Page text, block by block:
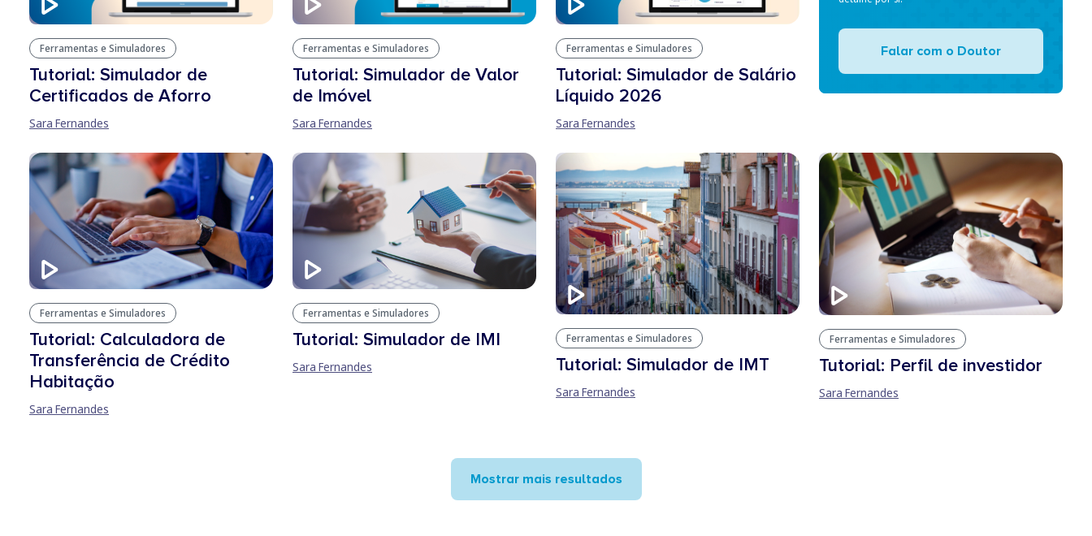
Ferramentas e Simuladores
Tutorial: Simulador de
Certificados de Aforro
Sara Fernandes
Ferramentas e Simuladores
Tutorial: Simulador de Valor
de Imóvel
Sara Fernandes
Ferramentas e Simuladores
Tutorial: Simulador de Salário
Líquido 2026
Sara Fernandes
Falar com o Doutor
Ferramentas e Simuladores
Tutorial: Calculadora de
Transferência de Crédito
Habitação
Sara Fernandes
Ferramentas e Simuladores
Tutorial: Simulador de IMI
Sara Fernandes
Ferramentas e Simuladores
Tutorial: Simulador de IMT
Sara Fernandes
Ferramentas e Simuladores
Tutorial: Perfil de investidor
Sara Fernandes
Mostrar mais resultados